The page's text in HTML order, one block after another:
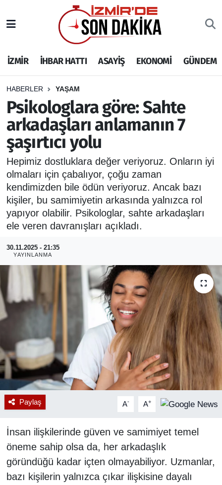
İZMİR İHBAR HATTI ASAYİŞ EKONOMİ GÜNDEM
HABERLER YAŞAM
Psikologlara göre: Sahte
arkadaşları anlamanın 7
şaşırtıcı yolu
Hepimiz dostluklara değer veriyoruz. Onların iyi
olmaları için çabalıyor, çoğu zaman
kendimizden bile ödün veriyoruz. Ancak bazı
kişiler, bu samimiyetin arkasında yalnızca rol
yapıyor olabilir. Psikologlar, sahte arkadaşları
ele veren davranışları açıkladı.
30.11.2025 - 21:35
YAYINLANMA
Paylaş A- A+
İnsan ilişkilerinde güven ve samimiyet temel
öneme sahip olsa da, her arkadaşlık
göründüğü kadar içten olmayabiliyor. Uzmanlar,
bazı kişilerin yalnızca çıkar ilişkisine dayalı
İHBAR HATTI
DEPREM
GENEL
EKONOMİ
SİYASET
SPOR
ASAYİŞ
İzmir Nöbetçi Eczaneler
İzmir Hava Durumu
İzmir Namaz Vakitleri
İzmir Trafik Yoğunluk Haritası
Puan Durumu ve Fikstür
Tüm Manşetler
Son Dakika Haberleri
Haber Arşivi